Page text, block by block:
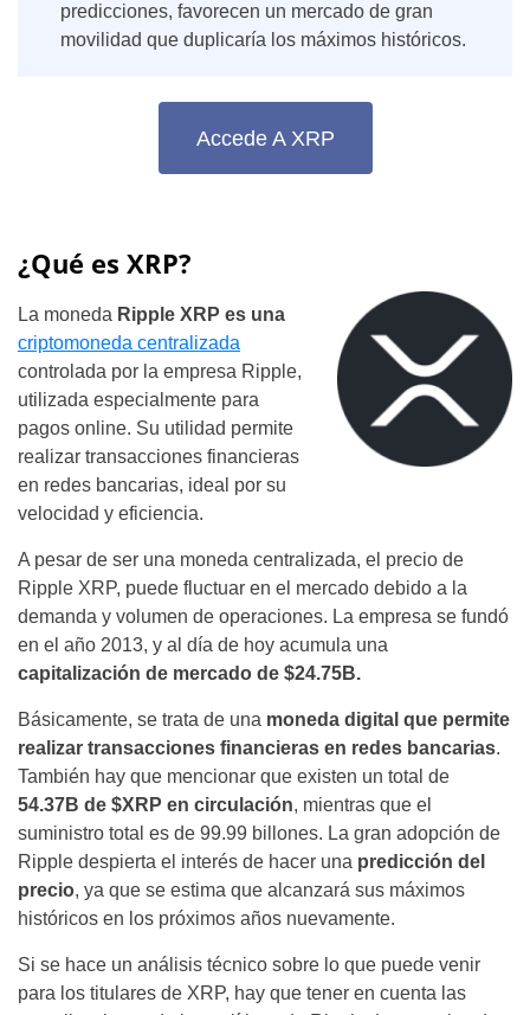
predicciones, favorecen un mercado de gran
movilidad que duplicaría los máximos históricos.
Accede A XRP
¿Qué es XRP?
La moneda Ripple XRP es una
criptomoneda centralizada
controlada por la empresa Ripple,
utilizada especialmente para
pagos online. Su utilidad permite
realizar transacciones financieras
en redes bancarias, ideal por su
velocidad y eficiencia.
A pesar de ser una moneda centralizada, el precio de
Ripple XRP, puede fluctuar en el mercado debido a la
demanda y volumen de operaciones. La empresa se fundó
en el año 2013, y al día de hoy acumula una
capitalización de mercado de $24.75B.
Básicamente, se trata de una moneda digital que permite
realizar transacciones financieras en redes bancarias.
También hay que mencionar que existen un total de
54.37B de $XRP en circulación, mientras que el
suministro total es de 99.99 billones. La gran adopción de
Ripple despierta el interés de hacer una predicción del
precio, ya que se estima que alcanzará sus máximos
históricos en los próximos años nuevamente.
Si se hace un análisis técnico sobre lo que puede venir
para los titulares de XRP, hay que tener en cuenta las